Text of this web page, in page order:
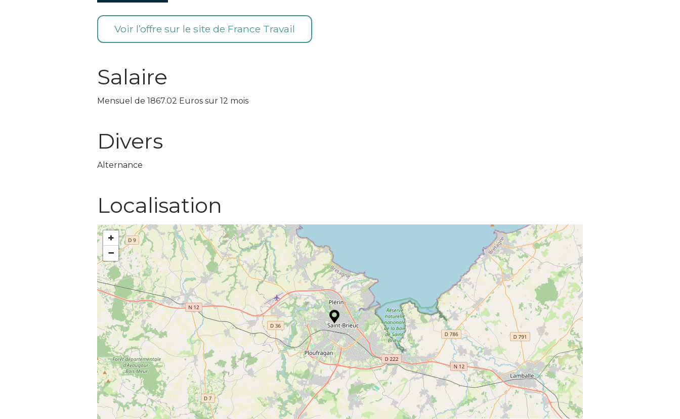
Voir l’offre sur le site de France Travail
Salaire
Mensuel de 1867.02 Euros sur 12 mois
Divers
Alternance
Localisation
+
−